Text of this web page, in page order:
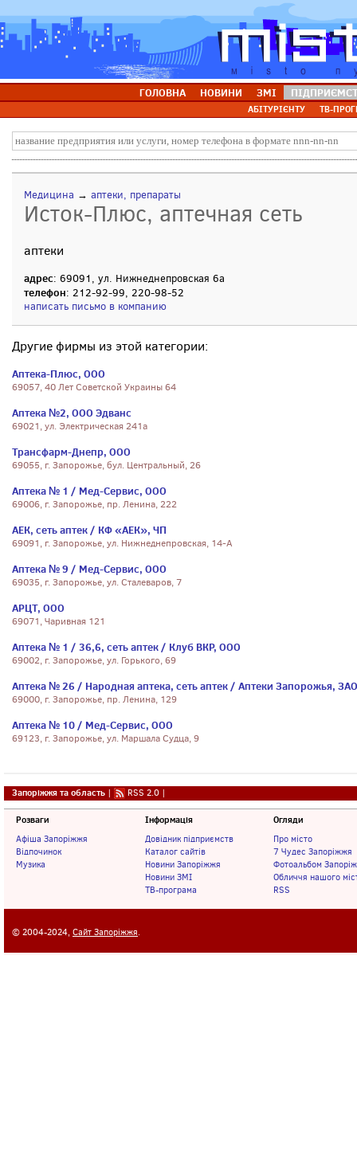
ГОЛОВНА НОВИНИ ЗМІ
АБІТУРІЄНТУ ТВ-
Медицина → аптеки, препараты
Исток-Плюс, аптечная сеть
аптеки
адрес: 69091, ул. Нижнеднепровская 6а
телефон: 212-92-99, 220-98-52
написать письмо в компанию
Другие фирмы из этой категории:
Аптека-Плюс, ООО
69057, 40 Лет Советской Украины 64
Аптека №2, ООО Эдванс
69021, ул. Электрическая 241а
Трансфарм-Днепр, ООО
69055, г. Запорожье, бул. Центральный, 26
Аптека № 1 / Мед-Сервис, ООО
69006, г. Запорожье, пр. Ленина, 222
АЕК, сеть аптек / КФ «АЕК», ЧП
69091, г. Запорожье, ул. Нижнеднепровская, 14-А
Аптека № 9 / Мед-Сервис, ООО
69035, г. Запорожье, ул. Сталеваров, 7
АРЦТ, ООО
69071, Чаривная 121
Аптека № 1 / 36,6, сеть аптек / Клуб ВКР, ООО
69002, г. Запорожье, ул. Горького, 69
Аптека № 26 / Народная аптека, сеть аптек / Аптеки Запорожья, ЗАО
69000, г. Запорожье, пр. Ленина, 129
Аптека № 10 / Мед-Сервис, ООО
69123, г. Запорожье, ул. Маршала Судца, 9
Запоріжжя та область | RSS 2.0 |
Розваги
Афіша Запоріжжя
Відпочинок
Музика
Інформація
Довідник підприємств
Каталог сайтів
Новини Запоріжжя
Новини ЗМІ
ТВ-програма
Огляди
Про місто
7 Чудес Запоріжжя
Фотоальбом
Обличчя нашого
RSS
© 2004-2024, Сайт Запоріжжя.